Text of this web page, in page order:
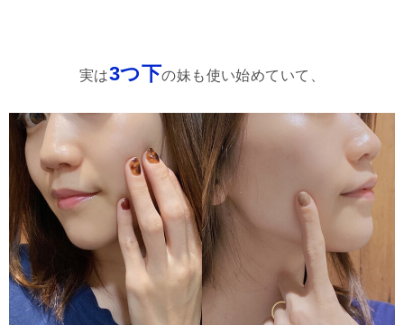
実は3つ下の妹も使い始めていて、